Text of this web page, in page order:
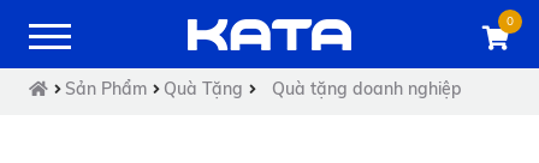
0
Sản Phẩm Quà Tặng Quà tặng doanh nghiệp